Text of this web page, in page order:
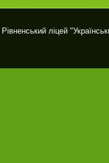
Рівненський ліцей